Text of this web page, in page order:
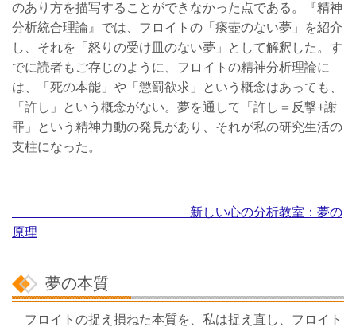
のあり方を描写することができなかった点である。『精神
分析統合理論』では、フロイトの「痰壺のない夢」を紹介
し、それを「怒りの受け皿のない夢」として解釈した。す
でに読者もご存じのように、フロイトの精神分析理論に
は、「死の本能」や「懲罰欲求」という概念はあっても、
「許し」という概念がない。夢を通して「許し＝反撃+謝
罪」という精神力動の発見があり、それが私の研究生活の
支柱になった。
新しい心の分析教室：夢の
原理
夢の本質
フロイトの捉え損ねた本質を、私は捉え直し、フロイト